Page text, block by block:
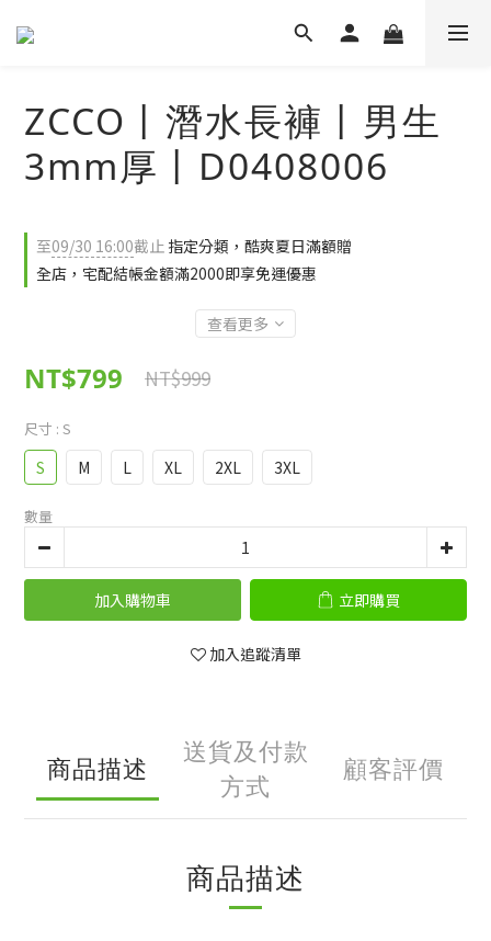
ZCCO丨潛水長褲丨男生
3mm厚丨D0408006
至09/30 16:00截止 指定分類，酷爽夏日滿額贈
全店，宅配結帳金額滿2000即享免運優惠
查看更多
NT$799 NT$999
尺寸 : S
S M L XL 2XL 3XL
數量
加入購物車 立即購買
加入追蹤清單
商品描述
送貨及付款
方式
顧客評價
商品描述